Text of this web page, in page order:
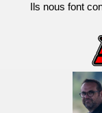
Ils nous font